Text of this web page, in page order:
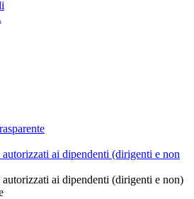
ai dipendenti (dirigenti e non
ai dipendenti (dirigenti e non)